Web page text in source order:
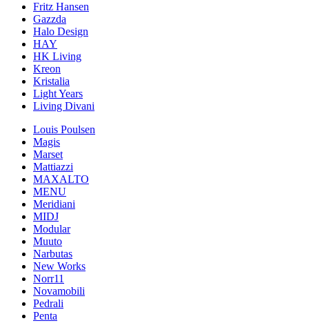
Fritz Hansen
Gazzda
Halo Design
HAY
HK Living
Kreon
Kristalia
Light Years
Living Divani
Louis Poulsen
Magis
Marset
Mattiazzi
MAXALTO
MENU
Meridiani
MIDJ
Modular
Muuto
Narbutas
New Works
Norr11
Novamobili
Pedrali
Penta